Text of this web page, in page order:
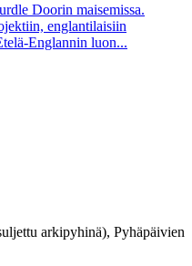
Doorin maisemissa.
englantilaisiin
Englannin luon...
arkipyhinä), Pyhäpäivien